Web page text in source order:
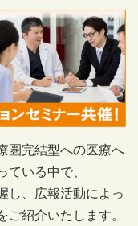
圏完結型への医療へ
いる中で、
し、広報活動によっ
紹介いたします。